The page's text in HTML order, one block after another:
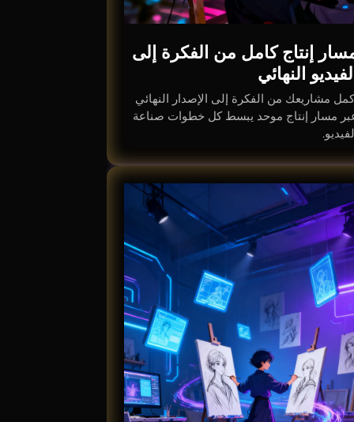
إنتاج كامل من الفكرة إلى
النهائي
مشاريعك من الفكرة إلى الإصدار النهائي
مسار إنتاج موحد يبسط كل خطوات صناعة